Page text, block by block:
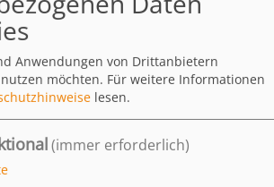
im Winter und Frühjahr ist das ein ganz
da der Bedarf unserer…
Anwendungen von Drittanbietern
möchten. Für weitere Informationen
lesen.
(immer erforderlich)